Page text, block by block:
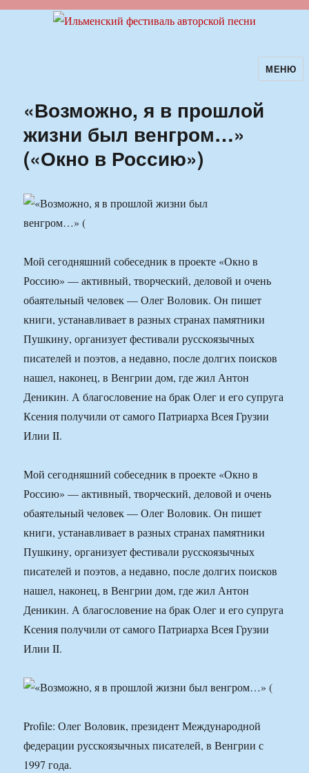
Ильменский фестиваль авторскойМЕНЮ
«Возможно, я в прошлой
жизни был венгром…»
(«Окно в Россию»)
Мой сегодняшний собеседник в проекте «Окно в
Россию» — активный, творческий, деловой и очень
обаятельный человек — Олег Воловик. Он пишет
книги, устанавливает в разных странах памятники
Пушкину, организует фестивали русскоязычных
писателей и поэтов, а недавно, после долгих поисков
нашел, наконец, в Венгрии дом, где жил Антон
Деникин. А благословение на брак Олег и его супруга
Ксения получили от самого Патриарха Всея Грузии
Илии II.
Мой сегодняшний собеседник в проекте «Окно в
Россию» — активный, творческий, деловой и очень
обаятельный человек — Олег Воловик. Он пишет
книги, устанавливает в разных странах памятники
Пушкину, организует фестивали русскоязычных
писателей и поэтов, а недавно, после долгих поисков
нашел, наконец, в Венгрии дом, где жил Антон
Деникин. А благословение на брак Олег и его супруга
Ксения получили от самого Патриарха Всея Грузии
Илии II.
Profile: Олег Воловик, президент Международной
федерации русскоязычных писателей, в Венгрии с
1997 года.